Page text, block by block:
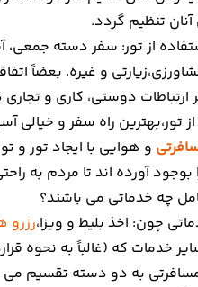
تنظیم گردد.
از تور: سفر دسته
و غیره. بعضاً
ارتباطات دوستی، کاری و
تور،بهترین راه سفر و خیالی
و هوایی با ایجاد تور و
بوجود آورده اند تا مردم به
چه خدماتی می باشند؟
چون: اخذ بلیط و ویزا،رزرو
خدمات که (غالباً به نحوه
به دو دسته تقسیم